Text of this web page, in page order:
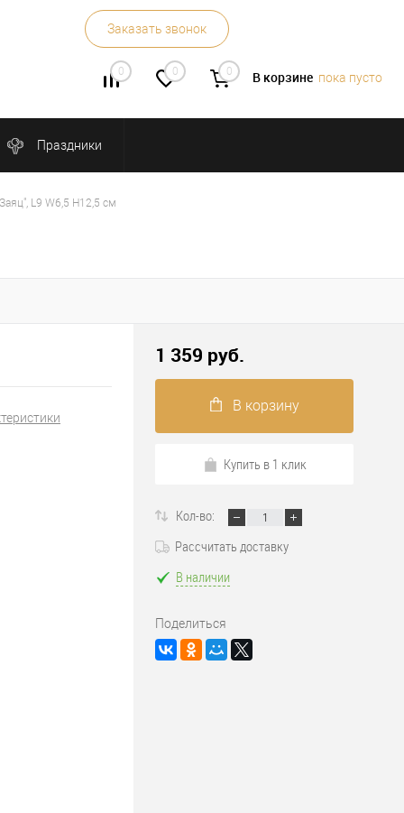
Заказать звонок
0 0 0 В корзине пока пусто
Праздники
L9 W6,5 H12,5 см
1 359 руб.
В корзину
Купить в 1 клик
Кол-во:
Рассчитать доставку
В наличии
Поделиться